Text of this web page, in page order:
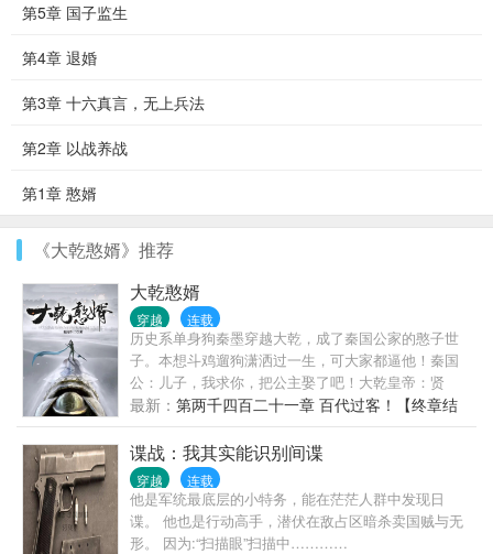
第5章 国子监生
第4章 退婚
第3章 十六真言，无上兵法
第2章 以战养战
第1章 憨婿
《大乾憨婿》推荐
大乾憨婿
穿越 连载
历史系单身狗秦墨穿越大乾，成了秦国公家的憨子世
子。本想斗鸡遛狗潇洒过一生，可大家都逼他！秦国
公：儿子，我求你，把公主娶了吧！大乾皇帝：贤
婿，你乃朕的福星，这大乾的驸马，你当也要当，不
当也要当。太子：我的好妹婿，没有你的扶持，大舅
哥帝位不稳呐！百官：秦憨子，我们跟你拼了！异
族：秦憨子乃我族最大之敌！公主：秦憨子，你敢不
要我，我就跟你拼命！
最新： 第两千四百二十一章 百代过客！【终章结
局】
谍战：我其实能识别间谍
穿越 连载
他是军统最底层的小特务，能在茫茫人群中发现日
谍。 他也是行动高手，潜伏在敌占区暗杀卖国贼与无
形。 因为:“扫描眼”扫描中…………